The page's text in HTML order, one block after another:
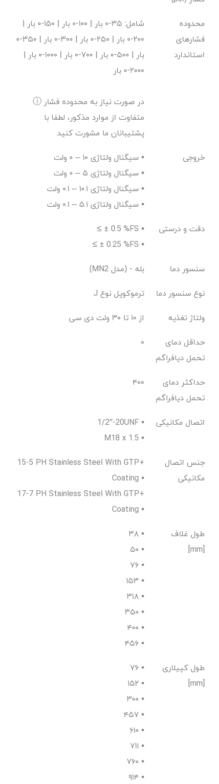
محدوده
فشارهای
استاندارد
شامل: ۳۵-۰ بار | ۱۰۰-۰ بار | ۱۵۰-۰ بار |
۲۰۰-۰ بار | ۲۵۰-۰ بار | ۳۰۰-۰ بار | ۳۵۰-۰
بار | ۵۰۰-۰ بار | ۷۰۰-۰ بار | ۱۰۰۰-۰ بار |
۲۰۰۰-۰ بار
ⓘ در صورت نیاز به محدوده فشار
متفاوت از موارد مذکور، لطفا با
پشتیبانان ما مشورت کنید
خروجی
سیگنال ولتاژی ۱۰ – ۰ ولت •
سیگنال ولتاژی ۵ – ۰ ولت •
سیگنال ولتاژی ۱۰.۱ – ۰.۱ ولت •
سیگنال ولتاژی ۵.۱ – ۰.۱ ولت •
دقت و درستی
≤ ± 0.5 %FS •
≤ ± 0.25 %FS •
سنسور دما (MN2 مدل) - بله
نوع سنسور دما J ترموکوپل نوع
ولتاژ تغذیه از ۱۰ تا ۳۰ ولت دی سی
حداقل دمای
تحمل دیافراگم
۰
حداکثر دمای
تحمل دیافراگم
۴۰۰
اتصال مکانیکی
1/2″-20UNF •
M18 x 1.5 •
جنس اتصال
مکانیکی
15-5 PH Stainless Steel With GTP+
Coating •
17-7 PH Stainless Steel With GTP+
Coating •
طول غلاف
[mm]
۳۸ •
۵۰ •
۷۶ •
۱۵۳ •
۳۱۸ •
۳۵۰ •
۴۰۰ •
۴۵۶ •
طول کپیلاری
[mm]
۷۶ •
۱۵۲ •
۳۰۰ •
۴۵۷ •
۶۱۰ •
۷۱۱ •
۷۶۰ •
۹۱۴ •